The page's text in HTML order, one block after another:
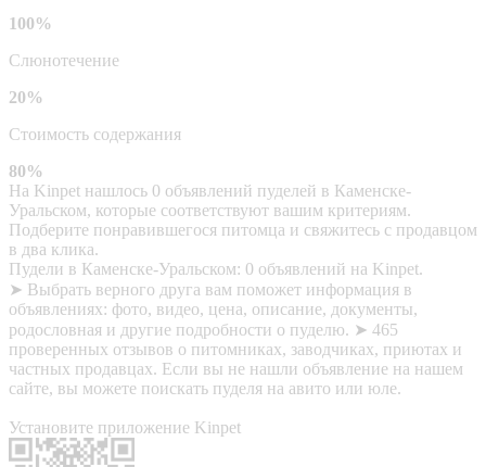
100%
Слюнотечение
20%
Стоимость содержания
80%
На Kinpet нашлось 0 объявлений пуделей в Каменске-
Уральском, которые соответствуют вашим критериям.
Подберите понравившегося питомца и свяжитесь с продавцом
в два клика.
Пудели в Каменске-Уральском: 0 объявлений на Kinpet.
➤ Выбрать верного друга вам поможет информация в
объявлениях: фото, видео, цена, описание, документы,
родословная и другие подробности о пуделю. ➤ 465
проверенных отзывов о питомниках, заводчиках, приютах и
частных продавцах. Если вы не нашли объявление на нашем
сайте, вы можете поискать пуделя на авито или юле.
Установите приложение Kinpet